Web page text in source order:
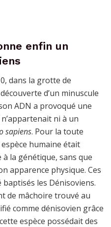
enfin un
dans la grotte de
d’un minuscule
ADN a provoqué une
ni à un
sapiens. Pour la toute
humaine était
la génétique, sans que
apparence physique. Ces
les Dénisoviens.
de mâchoire trouvé au
comme dénisovien grâce
espèce possédait des